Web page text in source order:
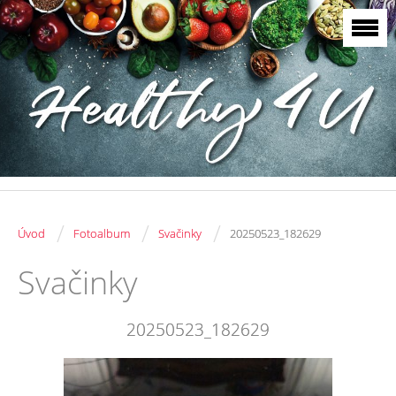
Úvod / Fotoalbum / Svačinky / 20250523_182629
Svačinky
20250523_182629